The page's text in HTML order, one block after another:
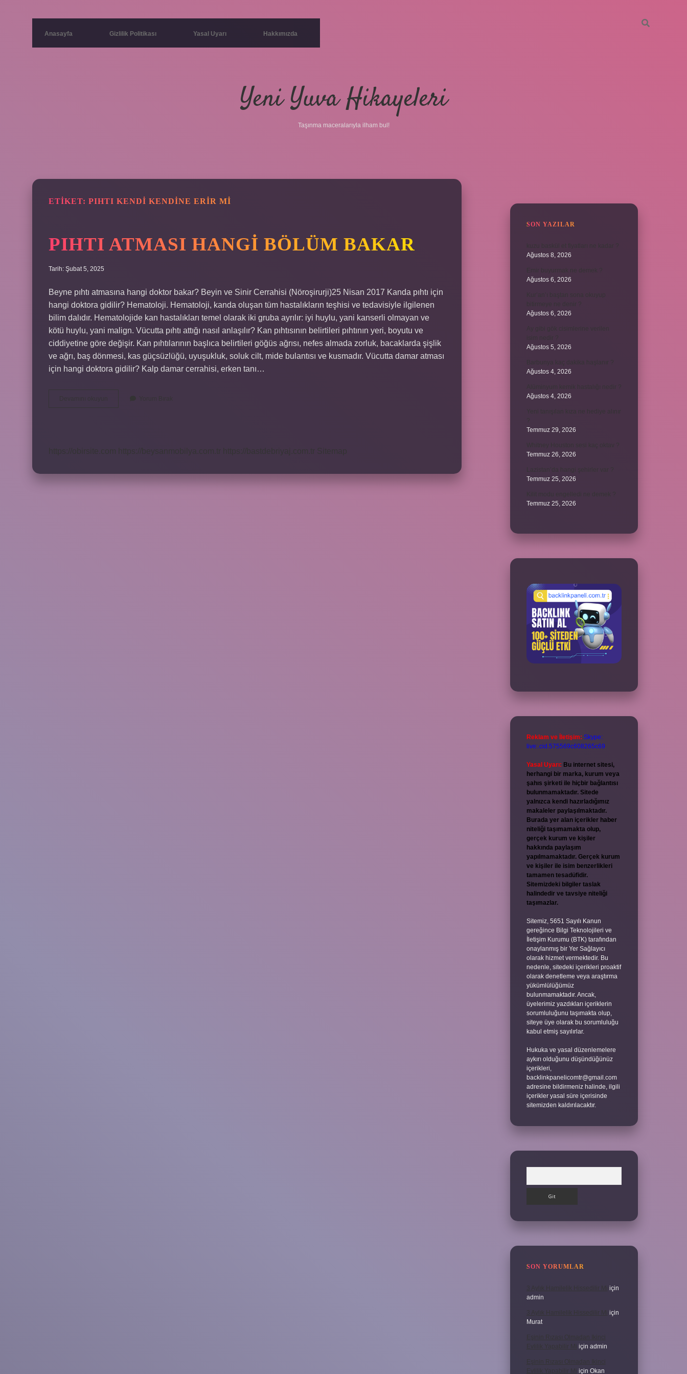
Anasayfa Gizlilik Politikası Yasal Uyarı Hakkımızda
Yeni Yuva Hikayeleri
Taşınma maceralarıyla ilham bul!
ETIKET: PIHTI KENDI KENDINE ERIR MI
PIHTI ATMASI HANGI BÖLÜM BAKAR
Tarih: Şubat 5, 2025
Beyne pıhtı atmasına hangi doktor bakar? Beyin ve Sinir Cerrahisi (Nöroşirurji)25 Nisan 2017 Kanda pıhtı için
hangi doktora gidilir? Hematoloji. Hematoloji, kanda oluşan tüm hastalıkların teşhisi ve tedavisiyle ilgilenen
bilim dalıdır. Hematolojide kan hastalıkları temel olarak iki gruba ayrılır: iyi huylu, yani kanserli olmayan ve
kötü huylu, yani malign. Vücutta pıhtı attığı nasıl anlaşılır? Kan pıhtısının belirtileri pıhtının yeri, boyutu ve
ciddiyetine göre değişir. Kan pıhtılarının başlıca belirtileri göğüs ağrısı, nefes almada zorluk, bacaklarda şişlik
ve ağrı, baş dönmesi, kas güçsüzlüğü, uyuşukluk, soluk cilt, mide bulantısı ve kusmadır. Vücutta damar atması
için hangi doktora gidilir? Kalp damar cerrahisi, erken tanı…
SON YAZILAR
Ağustos 8, 2026
Ağustos 6, 2026
Ağustos 6, 2026
Ağustos 5, 2026
Ağustos 4, 2026
Ağustos 4, 2026
Temmuz 29, 2026
Temmuz 26, 2026
Temmuz 25, 2026
Temmuz 25, 2026
Reklam ve İletişim: Skype:
live:.cid.575569c608265c69
Yasal Uyarı: Bu internet sitesi,
herhangi bir marka, kurum veya
şahıs şirketi ile hiçbir bağlantısı
bulunmamaktadır. Sitede
yalnızca kendi hazırladığımız
makaleler paylaşılmaktadır.
Burada yer alan içerikler haber
niteliği taşımamakta olup,
gerçek kurum ve kişiler
hakkında paylaşım
yapılmamaktadır. Gerçek kurum
ve kişiler ile isim benzerlikleri
tamamen tesadüfidir.
Sitemizdeki bilgiler taslak
halindedir ve tavsiye niteliği
taşımazlar.
Sitemiz, 5651 Sayılı Kanun
gereğince Bilgi Teknolojileri ve
İletişim Kurumu (BTK) tarafından
onaylanmış bir Yer Sağlayıcı
olarak hizmet vermektedir. Bu
nedenle, sitedeki içerikleri proaktif
olarak denetleme veya araştırma
yükümlülüğümüz
bulunmamaktadır. Ancak,
üyelerimiz yazdıkları içeriklerin
sorumluluğunu taşımakta olup,
siteye üye olarak bu sorumluluğu
kabul etmiş sayılırlar.
Hukuka ve yasal düzenlemelere
aykırı olduğunu düşündüğünüz
içerikleri,
backlinkpanelicomtr@gmail.com
adresine bildirmeniz halinde, ilgili
içerikler yasal süre içerisinde
sitemizden kaldırılacaktır.
SON YORUMLAR
3 Aylık Hamilelik Hissedilir Mi
için
admin
3 Aylık Hamilelik Hissedilir Mi için
Murat
Eşinin Rızası Olmadan Ikinci
Evlilik Yapabilir Mi için admin
Eşinin Rızası Olmadan Ikinci
Evlilik Yapabilir Mi için Okan